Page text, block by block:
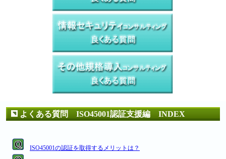
よくある質問 ISO45001認証支援編 INDEX
ISO45001の認証を取得するメリットは？